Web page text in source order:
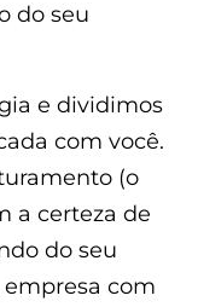
do seu
e dividimos
com você.
(o
a certeza de
do seu
com